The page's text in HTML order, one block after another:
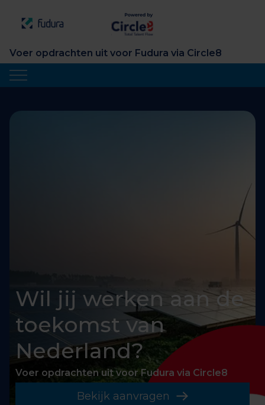
Voer opdrachten uit voor Fudura via Circle8
Wil jij werken aan de
toekomst van
Nederland?
Voer opdrachten uit voor Fudura via Circle8
Bekijk aanvragen